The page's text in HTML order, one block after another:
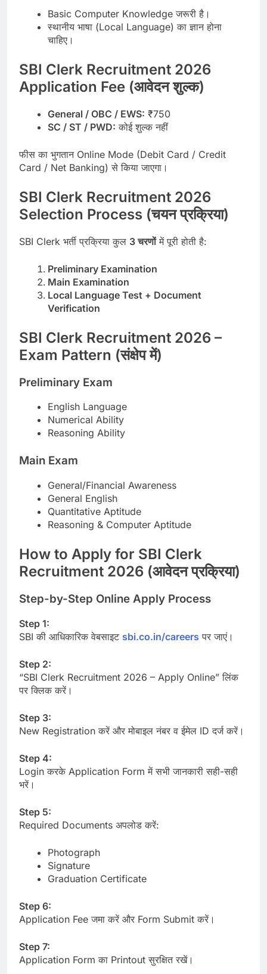
Basic Computer Knowledge जरूरी है।
स्थानीय भाषा (Local Language) का ज्ञान होना
चाहिए।
SBI Clerk Recruitment 2026
Application Fee (आवेदन शुल्क)
General / OBC / EWS: ₹750
SC / ST / PWD: कोई शुल्क नहीं
फीस का भुगतान Online Mode (Debit Card / Credit
Card / Net Banking) से किया जाएगा।
SBI Clerk Recruitment 2026
Selection Process (चयन प्रक्रिया)
SBI Clerk भर्ती प्रक्रिया कुल 3 चरणोंमें पूरी होती है:
Preliminary Examination
Main Examination
Local Language Test + Document
Verification
SBI Clerk Recruitment 2026 –
Exam Pattern (संक्षेप में)
Preliminary Exam
English Language
Numerical Ability
Reasoning Ability
Main Exam
General/Financial Awareness
General English
Quantitative Aptitude
Reasoning & Computer Aptitude
How to Apply for SBI Clerk
Recruitment 2026 (आवेदन प्रक्रिया)
Step-by-Step Online Apply Process
Step 1:
SBI की आधिकारिक वेबसाइट sbi.co.in/careers पर जाएं।
Step 2:
“SBI Clerk Recruitment 2026 – Apply Online” लिंक
पर क्लिक करें।
Step 3:
New Registration करें और मोबाइल नंबर व ईमेल ID दर्ज करें।
Step 4:
Login करके Application Form में सभी जानकारी सही-सही
भरें।
Step 5:
Required Documents अपलोड करें:
Photograph
Signature
Graduation Certificate
Step 6:
Application Fee जमा करें और Form Submit करें।
Step 7:
Application Form का Printout सुरक्षित रखें।